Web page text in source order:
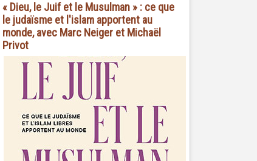
« Dieu, le Juif et le Musulman » : ce que
le judaïsme et l'islam apportent au
monde, avec Marc Neiger et Michaël
Privot